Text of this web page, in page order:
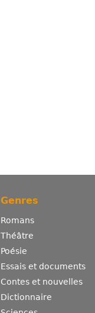
Genres
Romans
Théâtre
Poésie
Essais et documents
Contes et nouvelles
Dictionnaire